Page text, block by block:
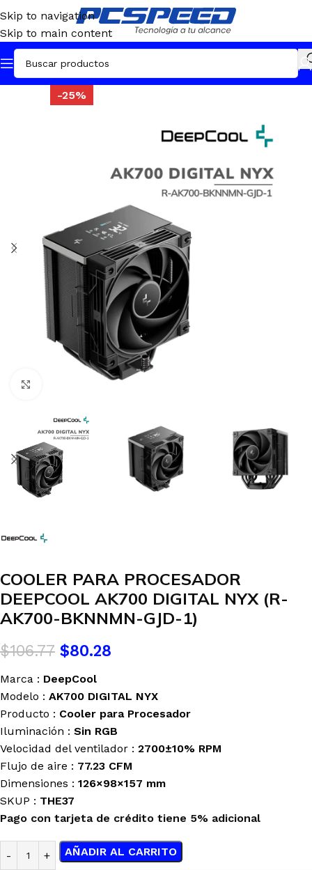
Skip to navigation
Skip to main content
-25%
Clic para agrandar
COOLER PARA PROCESADOR
DEEPCOOL AK700 DIGITAL NYX (R-
AK700-BKNNMN-GJD-1)
$106.77 $80.28
Marca : DeepCool
Modelo : AK700 DIGITAL NYX
Producto : Cooler para Procesador
Iluminación : Sin RGB
Velocidad del ventilador : 2700±10% RPM
Flujo de aire : 77.23 CFM
Dimensiones : 126×98×157 mm
SKUP : THE37
Pago con tarjeta de crédito tiene 5% adicional
AÑADIR AL CARRITO